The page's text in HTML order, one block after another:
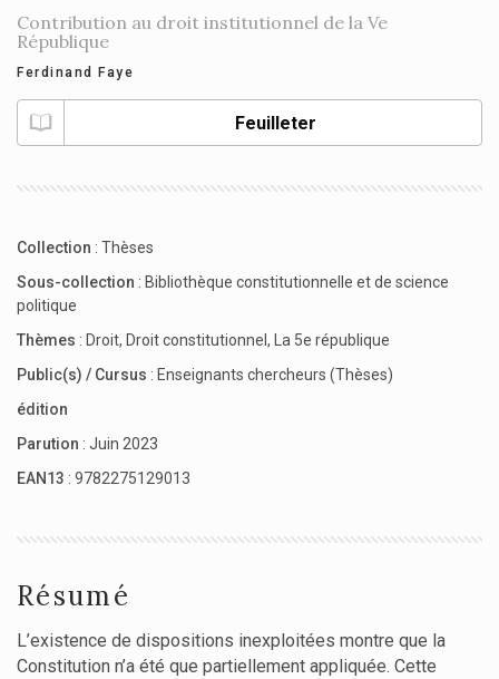
Contribution au droit institutionnel de la Ve
République
Ferdinand Faye
Feuilleter
Collection : Thèses
Sous-collection : Bibliothèque constitutionnelle et de science
politique
Thèmes : Droit, Droit constitutionnel ,
La 5e république
Public(s) / Cursus : Enseignants chercheurs (Thèses)
édition
Parution : Juin 2023
EAN13 : 9782275129013
Résumé
L’existence de dispositions inexploitées montre que la
Constitution n’a été que partiellement appliquée. Cette